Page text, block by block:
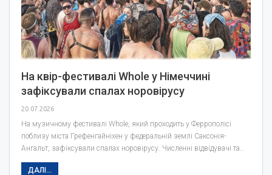
На квір-фестивалі Whole у Німеччині
зафіксували спалах норовірусу
20.07.2026
На музичному фестивалі Whole, який проходить у Феррополісі
поблизу міста Грефенгайніхен у федеральній землі Саксонія-
Ангальт, зафіксували спалах норовірусу. Численні відвідувачі та…
ДАЛІ...